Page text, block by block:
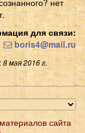
для связи:
boris4@mail.ru
мая 2016 г.
сайта